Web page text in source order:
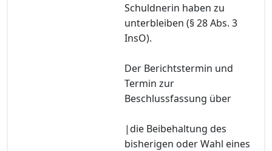
Schuldnerin haben zu
unterbleiben (§ 28 Abs. 3
InsO).
Der Berichtstermin und
Termin zur
Beschlussfassung über
|die Beibehaltung des
bisherigen oder Wahl eines